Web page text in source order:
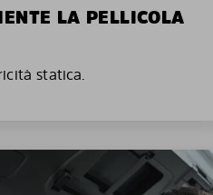
LA PELLICOLA
statica.